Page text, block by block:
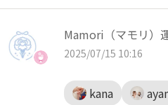
Mamori（マモリ）
2025/07/15 10:16
kana